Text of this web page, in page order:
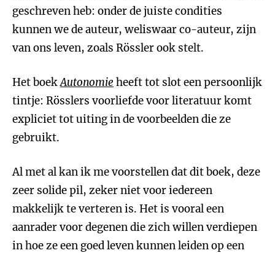
geschreven heb: onder de juiste condities
kunnen we de auteur, weliswaar co-auteur, zijn
van ons leven, zoals Rössler ook stelt.
Het boekAutonomie heeft tot slot een persoonlijk
tintje: Rösslers voorliefde voor literatuur komt
expliciet tot uiting in de voorbeelden die ze
gebruikt.
Al met al kan ik me voorstellen dat dit boek, deze
zeer solide pil, zeker niet voor iedereen
makkelijk te verteren is. Het is vooral een
aanrader voor degenen die zich willen verdiepen
in hoe ze een goed leven kunnen leiden op een